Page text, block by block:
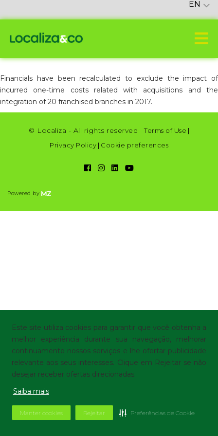
Este site utiliza cookies para garantir que você obtenha a
melhor experiência durante sua navegação, melhorar
continuamente nossos serviços e lhe ofertar publicidade
relevante aos seus interesses. Clique em Rejeitar se não
desejar receber ofertas direcionadas.
Saiba mais
Manter cookies Rejeitar Preferências de Cookie
EN
Financials have been recalculated to exclude the impact of
incurred one-time costs related with acquisitions and the
integration of 20 franchised branches in 2017.
© Localiza - All rights reserved Terms of Use |
Privacy Policy | Cookie preferences
Powered by